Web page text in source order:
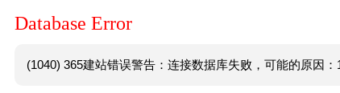
Database Error
(1040) 365建站错误警告：连接数据库失败，可能的原因